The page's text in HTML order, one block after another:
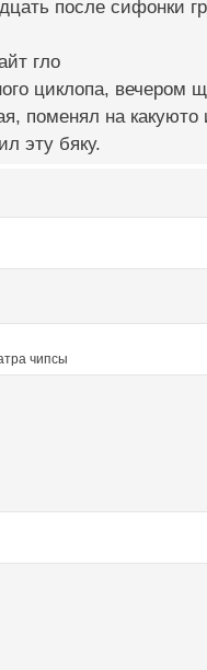
после сифонки
гло
циклопа, вечером
поменял на какуюто
эту бяку.
чипсы